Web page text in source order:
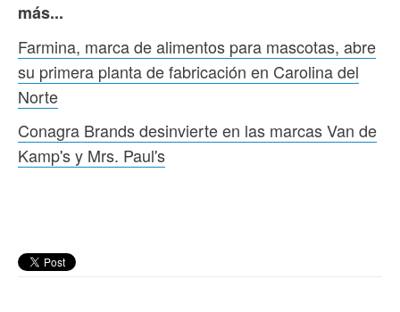
más...
Farmina, marca de alimentos para mascotas, abre
su primera planta de fabricación en Carolina del
Norte
Conagra Brands desinvierte en las marcas Van de
Kamp's y Mrs. Paul's